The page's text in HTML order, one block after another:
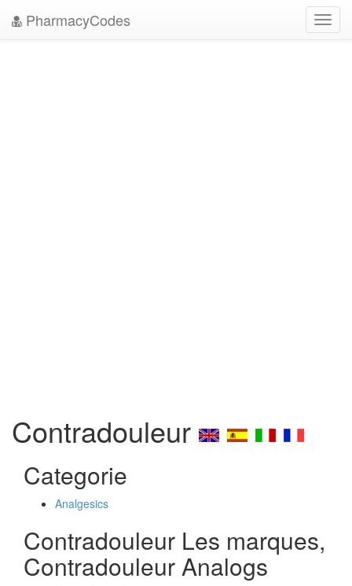
PharmacyCodes
Contradouleur
Categorie
Analgesics
Contradouleur Les marques,
Contradouleur Analogs